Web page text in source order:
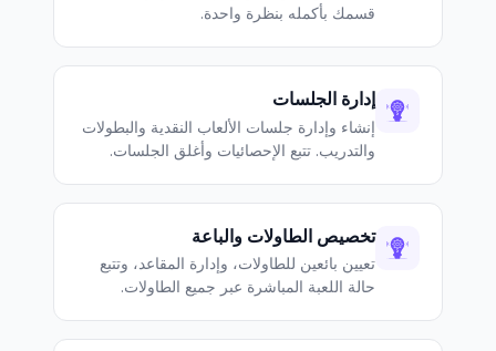
قسمك بأكمله بنظرة واحدة.
إدارة الجلسات
إنشاء وإدارة جلسات الألعاب النقدية والبطولات
والتدريب. تتبع الإحصائيات وأغلق الجلسات.
تخصيص الطاولات والباعة
تعيين بائعين للطاولات، وإدارة المقاعد، وتتبع
حالة اللعبة المباشرة عبر جميع الطاولات.